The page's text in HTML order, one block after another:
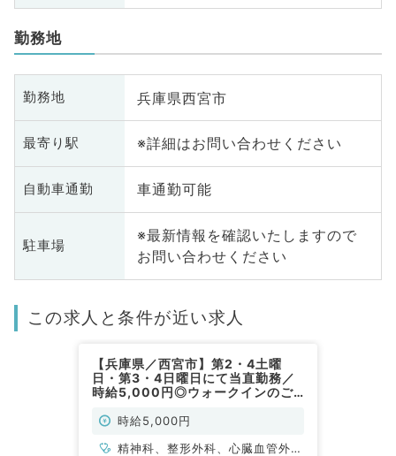
勤務地
勤務地 兵庫県西宮市
最寄り駅 ※詳細はお問い合わせください
自動車通勤 車通勤可能
駐車場
※最新情報を確認いたしますので
お問い合わせください
この求人と条件が近い求人
【兵庫県／西宮市】第2・4土曜
日・第3・4日曜日にて当直勤務／
時給5,000円◎ウォークインのご
問／非常勤）
時給5,000円
精神科、整形外科、心臓血管外